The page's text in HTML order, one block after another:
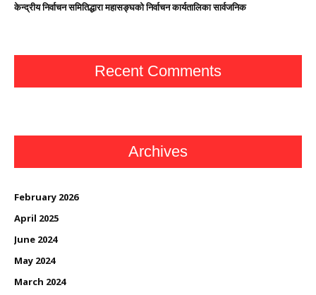
केन्द्रीय निर्वाचन समितिद्धारा महासङ्घको निर्वाचन कार्यतालिका सार्वजनिक
Recent Comments
Archives
February 2026
April 2025
June 2024
May 2024
March 2024